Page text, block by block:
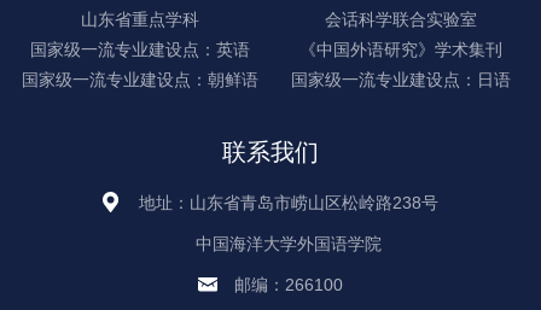
山东省重点学科
会话科学联合实验室
国家级一流专业建设点：英语
《中国外语研究》学术集刊
国家级一流专业建设点：朝鲜语
国家级一流专业建设点：日语
联系我们
地址：山东省青岛市崂山区松岭路238号
中国海洋大学外国语学院
邮编：266100